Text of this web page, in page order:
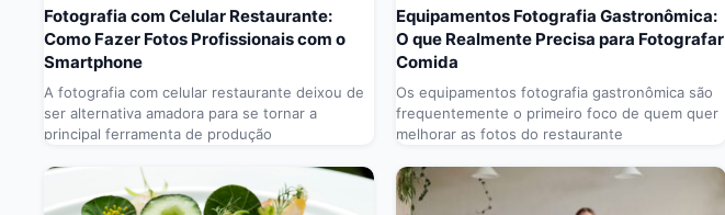
Fotografia com Celular Restaurante:
Como Fazer Fotos Profissionais com o
Smartphone
A fotografia com celular restaurante deixou de
ser alternativa amadora para se tornar a
principal ferramenta de produção
Equipamentos Fotografia Gastronômica:
O que Realmente Precisa para Fotografar
Comida
Os equipamentos fotografia gastronômica são
frequentemente o primeiro foco de quem quer
melhorar as fotos do restaurante